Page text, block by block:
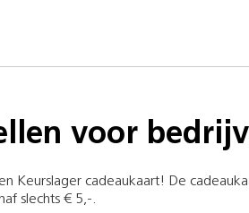
voor
Keurslager cadeaukaart! De
slechts € 5,-.